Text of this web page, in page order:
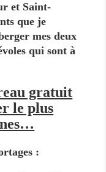
et Saint-
que je
mes deux
qui sont à
gratuit
le plus
: